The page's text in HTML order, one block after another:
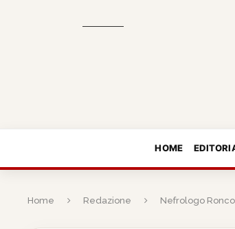
HOME
Home Redazione Nefrologo